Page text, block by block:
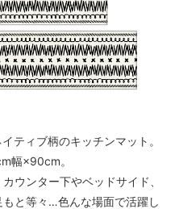
ティブ柄のキッチンマット。
幅×90cm。
ウンター下やベッドサイド、
と等々…色んな場面で活躍し